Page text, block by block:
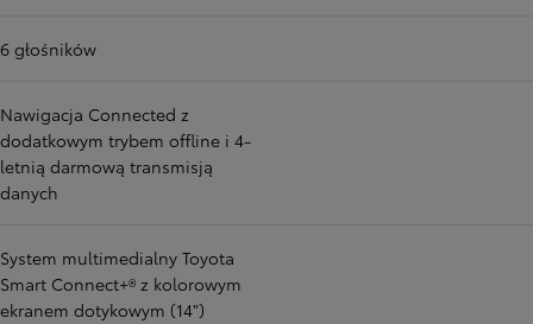
6 głośników
Nawigacja Connected z
dodatkowym trybem offline i 4-
letnią darmową transmisją
danych
System multimedialny Toyota
Smart Connect+® z kolorowym
ekranem dotykowym (14")